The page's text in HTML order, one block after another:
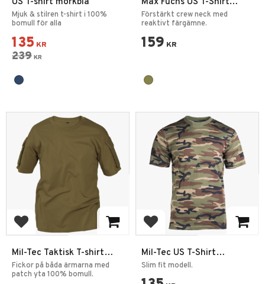
Mjuk & stilren t-shirt i 100%
bomull för alla
135 KR
239 KR
Kortärmad
Förstärkt crew neck med
reaktivt färgämne.
159 KR
Add to favorites
Mil-Tec Taktisk T-shirt
Enfärgad Bomull
Fickor på båda ärmarna med
patch yta 100% bomull.
Add to favorites
Mil-Tec US T-Shirt
Woodland
Slim fit modell.